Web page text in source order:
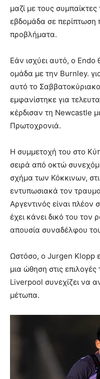
μαζί με τους
εβδομάδα σε
προβλήματα.
Εάν ισχύει αυτό, ο Endo
ομάδα με την Burnley.
αυτό το
εμφανίστηκε για
κέρδισαν τη Newcastle
Πρωτοχρονιά.
Η συμμετοχή του στο
σειρά από οκτώ
σχήμα των Κόκκινων,
εντυπωσιακά τον
Αργεντινός είναι
έχει κάνει δικό του τον
απουσία συναδέλφου
Ωστόσο, ο Jurgen Klopp
μια ώθηση στις
Liverpool συνεχίζει να
μέτωπα.